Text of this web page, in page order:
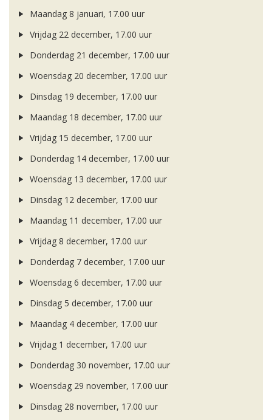
Maandag 8 januari, 17.00 uur
Vrijdag 22 december, 17.00 uur
Donderdag 21 december, 17.00 uur
Woensdag 20 december, 17.00 uur
Dinsdag 19 december, 17.00 uur
Maandag 18 december, 17.00 uur
Vrijdag 15 december, 17.00 uur
Donderdag 14 december, 17.00 uur
Woensdag 13 december, 17.00 uur
Dinsdag 12 december, 17.00 uur
Maandag 11 december, 17.00 uur
Vrijdag 8 december, 17.00 uur
Donderdag 7 december, 17.00 uur
Woensdag 6 december, 17.00 uur
Dinsdag 5 december, 17.00 uur
Maandag 4 december, 17.00 uur
Vrijdag 1 december, 17.00 uur
Donderdag 30 november, 17.00 uur
Woensdag 29 november, 17.00 uur
Dinsdag 28 november, 17.00 uur